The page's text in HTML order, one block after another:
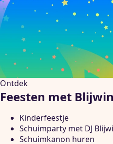
Ontdek
Feesten met
Kinderfeestje
Schuimparty met DJ
Schuimkanon huren